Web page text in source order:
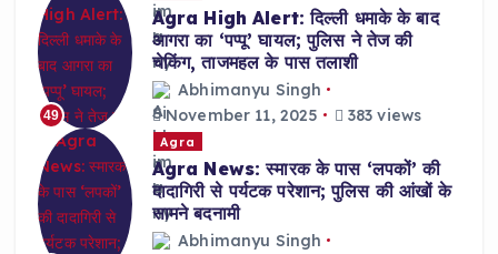
49
Agra High Alert: दिल्ली धमाके के बाद
आगरा का ‘पप्पू’ घायल; पुलिस ने तेज की
चेकिंग, ताजमहल के पास तलाशी
Abhimanyu Singh
November 11, 2025
383 views
Agra
Agra News: स्मारक के पास ‘लपकों’ की
दादागिरी से पर्यटक परेशान; पुलिस की आंखों के
सामने बदनामी
Abhimanyu Singh